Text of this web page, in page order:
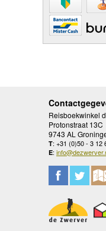
Reisboekwinkel
Protonstraat 13C
9743 AL
T: +31 (0)50 - 3 12
E: